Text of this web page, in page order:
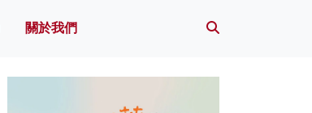
關於我們